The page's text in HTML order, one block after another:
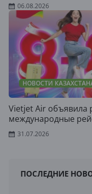
06.08.2026
НОВОСТИ
Vietjet Air объявила
международные
31.07.2026
ПОСЛЕДНИЕ